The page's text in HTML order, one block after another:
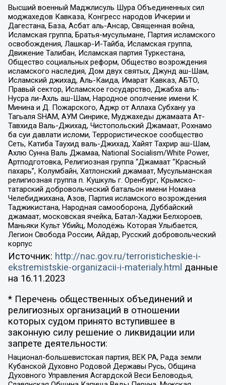
Высший военный Маджлисуль Шура Объединенных сил
моджахедов Кавказа, Конгресс народов Ичкерии и
Дагестана, База, Асбат аль-Ансар, Священная война,
Исламская группа, Братья-мусульмане, Партия исламского
освобождения, Лашкар-И-Тайба, Исламская группа,
Движение Талибан, Исламская партия Туркестана,
Общество социальных реформ, Общество возрождения
исламского наследия, Дом двух святых, Джунд аш-Шам,
Исламский джихад, Аль-Каида, Имарат Кавказ, АБТО,
Правый сектор, Исламское государство, Джабха аль-
Нусра ли-Ахль аш-Шам, Народное ополчение имени К.
Минина и Д. Пожарского, Аджр от Аллаха Субхану уа
Тагьаля SHAM, АУМ Синрике, Муджахеды джамаата Ат-
Тавхида Валь-Джихад, Чистопольский Джамаат, Рохнамо
ба суи давлати исломи, Террористическое сообщество
Сеть, Катиба Таухид валь-Джихад, Хайят Тахрир аш-Шам,
Ахлю Сунна Валь Джамаа, National Socialism/White Power,
Артподготовка, Религиозная группа “Джамаат “Красный
пахарь”, Колумбайн, Хатлонский джамаат, Мусульманская
религиозная группа п. Кушкуль г. Оренбург, Крымско-
татарский добровольческий батальон имени Номана
Челебиджихана, Азов, Партия исламского возрождения
Таджикистана, Народная самооборона, Дуббайский
джамаат, московская ячейка, Батал-Хаджи Белхороев,
Маньяки Культ Убийц, Молодёжь Которая Улыбается,
Легион Свобода России, Айдар, Русский добровольческий
корпус
Источник: http://nac.gov.ru/terroristicheskie-i-
ekstremistskie-organizacii-i-materialy.html данные
на 16.11.2023
* Перечень общественных объединений и
религиозных организаций в отношении
которых судом принято вступившее в
законную силу решение о ликвидации или
запрете деятельности:
Национал-большевистская партия, ВЕК РА, Рада земли
Кубанской Духовно Родовой Державы Русь, Община
Духовного Управления Асгардской Веси Беловодья,